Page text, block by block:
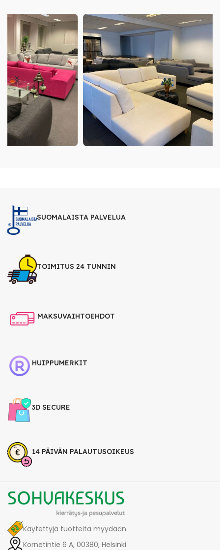
SUOMALAISTA PALVELUA
TOIMITUS 24 TUNNIN
MAKSUVAIHTOEHDOT
HUIPPUMERKIT
3D SECURE
14 PÄIVÄN PALAUTUSOIKEUS
Käytettyjä tuotteita myydään.
Kornetintie 6 A, 00380, Helsinki